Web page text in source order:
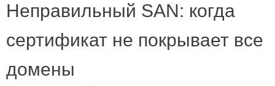
Неправильный SAN: когда
сертификат не покрывает все
домены